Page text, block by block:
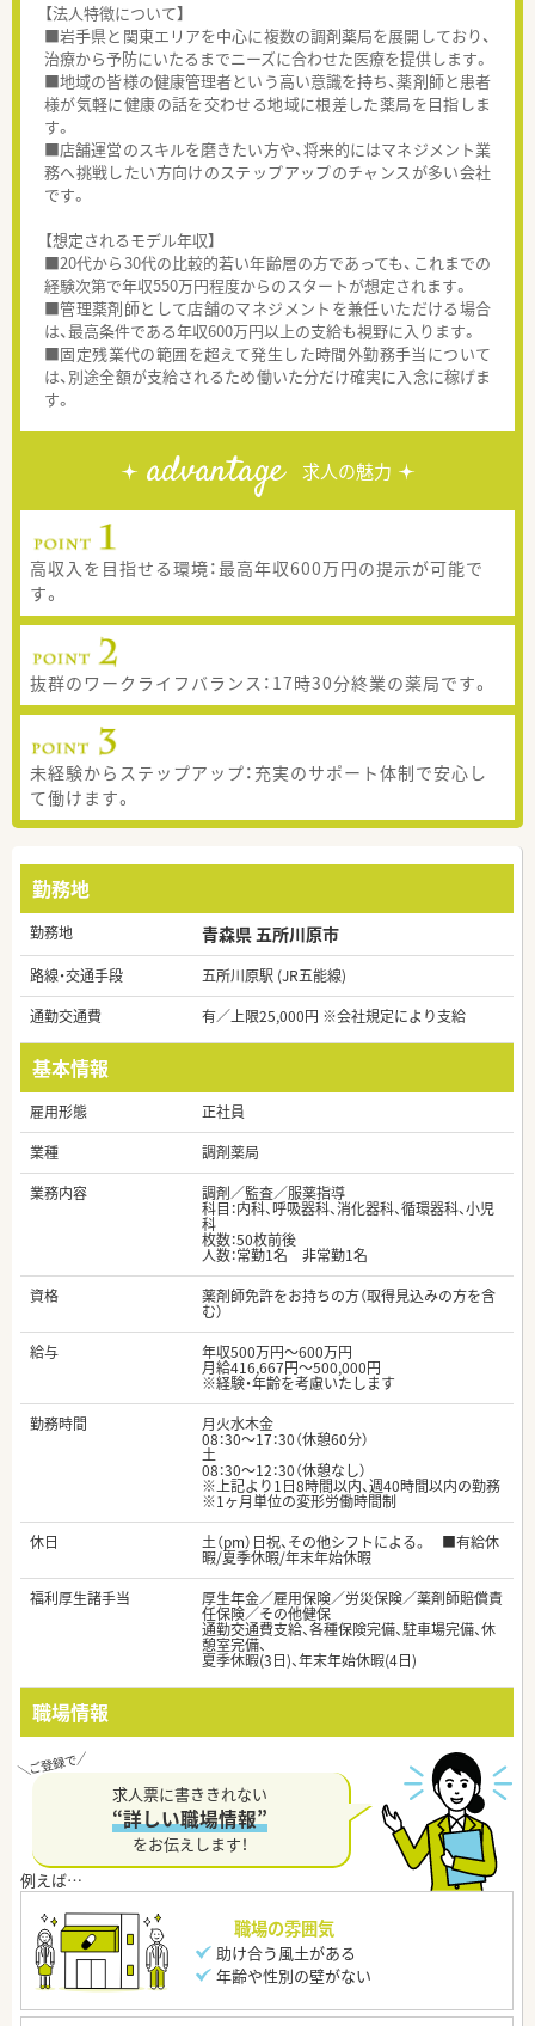
【法人特徴について】
■岩手県と関東エリアを中心に複数の調剤薬局を展開しており、
治療から予防にいたるまでニーズに合わせた医療を提供します。
■地域の皆様の健康管理者という高い意識を持ち、薬剤師と患者
様が気軽に健康の話を交わせる地域に根差した薬局を目指しま
す。
■店舗運営のスキルを磨きたい方や、将来的にはマネジメント業
務へ挑戦したい方向けのステップアップのチャンスが多い会社
です。
【想定されるモデル年収】
■20代から30代の比較的若い年齢層の方であっても、これまでの
経験次第で年収550万円程度からのスタートが想定されます。
■管理薬剤師として店舗のマネジメントを兼任いただける場合
は、最高条件である年収600万円以上の支給も視野に入ります。
■固定残業代の範囲を超えて発生した時間外勤務手当について
は、別途全額が支給されるため働いた分だけ確実に入念に稼げま
す。
advantage 求人の魅力
高収入を目指せる環境：最高年収600万円の提示が可能で
す。
抜群のワークライフバランス：17時30分終業の薬局です。
未経験からステップアップ：充実のサポート体制で安心し
て働けます。
勤務地
勤務地 青森県 五所川原市
路線・交通手段
五所川原駅 (JR五能線)
通勤交通費
有／上限25,000円 ※会社規定により支給
基本情報
雇用形態
正社員
業種
調剤薬局
業務内容
調剤／監査／服薬指導
科目：内科、呼吸器科、消化器科、循環器科、小児
科
枚数：50枚前後
人数：常勤1名 非常勤1名
資格
薬剤師免許をお持ちの方（取得見込みの方を含
む）
給与
年収500万円～600万円
月給416,667円～500,000円
※経験・年齢を考慮いたします
勤務時間
月火水木金
08：30～17：30（休憩60分）
土
08：30～12：30（休憩なし）
※上記より1日8時間以内、週40時間以内の勤務
※1ヶ月単位の変形労働時間制
休日
土（pm）日祝、その他シフトによる。 ■有給休
暇/夏季休暇/年末年始休暇
福利厚生諸手当
厚生年金／雇用保険／労災保険／薬剤師賠償責
任保険／その他健保
通勤交通費支給、各種保険完備、駐車場完備、休
憩室完備、
夏季休暇(3日)、年末年始休暇(4日)
職場情報
求人票に書ききれない
“詳しい職場情報”
をお伝えします！
職場の雰囲気
助け合う風土がある
年齢や性別の壁がない